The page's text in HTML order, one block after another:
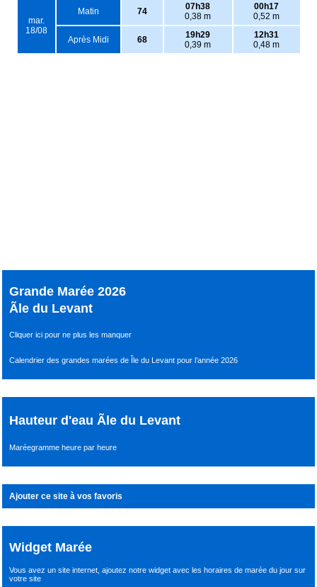
mar.
18/08
Matin 74
07h38
0,38 m
00h17
0,52 m
Après Midi 68
19h29
0,39 m
12h31
0,48 m
Grande Marée 2026
Ãle du Levant
Cliquer ici pour ne plus les manquer
Calendrier des grandes marées de Île du Levant pour l’année 2026
Hauteur d'eau Ãle du Levant
Maréegramme heure par heure
Ajouter ce site à vos favoris
Widget Marée
Vous avez un site internet,ajoutez notre widget avec les horaires de marée du joursur
votre site